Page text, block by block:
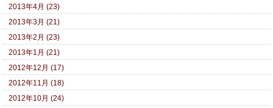
2013年4月 (23)
2013年3月 (21)
2013年2月 (23)
2013年1月 (21)
2012年12月 (17)
2012年11月 (18)
2012年10月 (24)